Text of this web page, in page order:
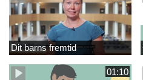
Dit barns fremtid
01:10